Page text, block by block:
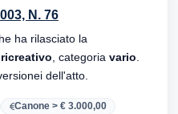
N. 76
ha rilasciato la
, categoria vario
al 09/08/2026 · 35 versionei dell'atto.
Canone > € 3.000,00